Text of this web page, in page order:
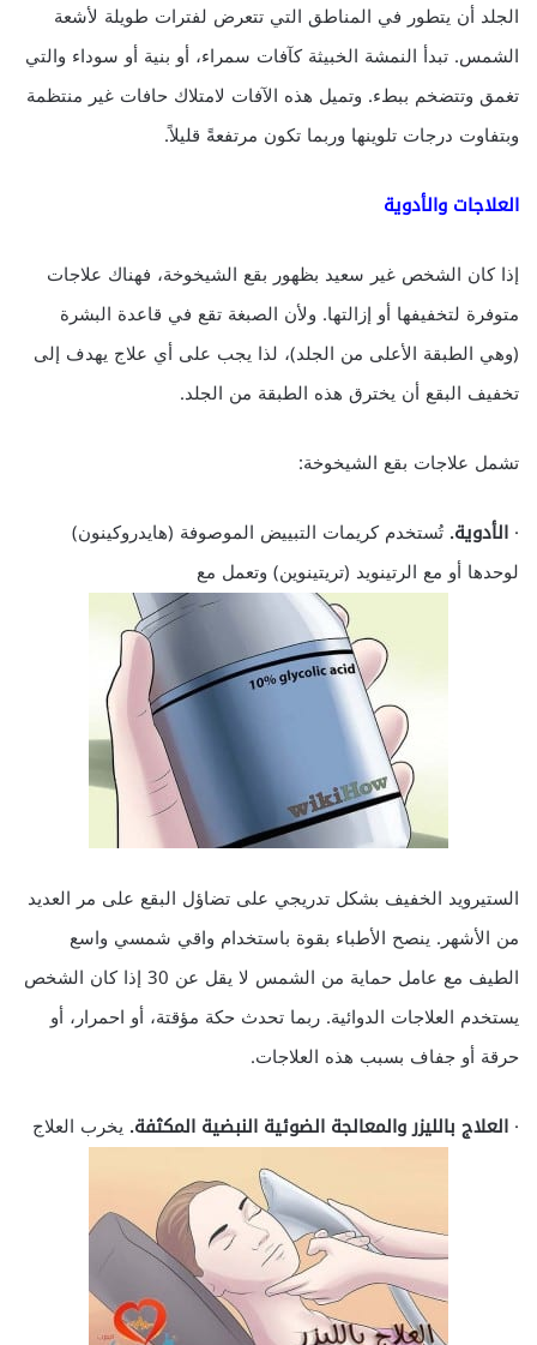
الجلد أن يتطور في المناطق التي تتعرض لفترات طويلة لأشعة
الشمس. تبدأ النمشة الخبيثة كآفات سمراء، أو بنية أو سوداء والتي
تغمق وتتضخم ببطء. وتميل هذه الآفات لامتلاك حافات غير منتظمة
وبتفاوت درجات تلوينها وربما تكون مرتفعةً قليلاً.
العلاجات والأدوية
إذا كان الشخص غير سعيد بظهور بقع الشيخوخة، فهناك علاجات
متوفرة لتخفيفها أو إزالتها. ولأن الصبغة تقع في قاعدة البشرة
(وهي الطبقة الأعلى من الجلد)، لذا يجب على أي علاج يهدف إلى
تخفيف البقع أن يخترق هذه الطبقة من الجلد.
تشمل علاجات بقع الشيخوخة:
· الأدوية. تُستخدم كريمات التبييض الموصوفة (هايدروكينون)
لوحدها أو مع الرتينويد (تريتينوين) وتعمل مع
الستيرويد الخفيف بشكل تدريجي على تضاؤل البقع على مر العديد
من الأشهر. ينصح الأطباء بقوة باستخدام واقي شمسي واسع
الطيف مع عامل حماية من الشمس لا يقل عن 30 إذا كان الشخص
يستخدم العلاجات الدوائية. ربما تحدث حكة مؤقتة، أو احمرار، أو
حرقة أو جفاف بسبب هذه العلاجات.
· العلاج بالليزر والمعالجة الضوئية النبضية المكثفة. يخرب العلاج